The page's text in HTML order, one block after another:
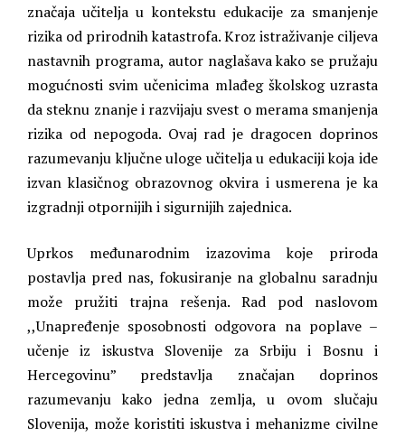
značaja učitelja u kontekstu edukacije za smanjenje
rizika od prirodnih katastrofa. Kroz istraživanje ciljeva
nastavnih programa, autor naglašava kako se pružaju
mogućnosti svim učenicima mlađeg školskog uzrasta
da steknu znanje i razvijaju svest o merama smanjenja
rizika od nepogoda. Ovaj rad je dragocen doprinos
razumevanju ključne uloge učitelja u edukaciji koja ide
izvan klasičnog obrazovnog okvira i usmerena je ka
izgradnji otpornijih i sigurnijih zajednica.
Uprkos međunarodnim izazovima koje priroda
postavlja pred nas, fokusiranje na globalnu saradnju
može pružiti trajna rešenja. Rad pod naslovom
,,Unapređenje sposobnosti odgovora na poplave –
učenje iz iskustva Slovenije za Srbiju i Bosnu i
Hercegovinu” predstavlja značajan doprinos
razumevanju kako jedna zemlja, u ovom slučaju
Slovenija, može koristiti iskustva i mehanizme civilne